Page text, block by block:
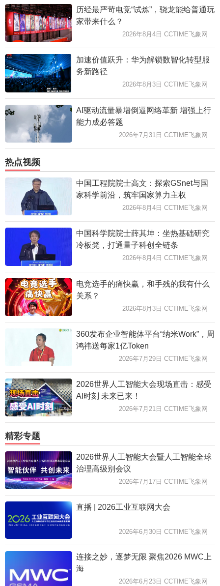
历经最严苛电竞“试炼”，骁龙能给普通玩
家带来什么？
2026年8月4日 CCTIME飞象网
加速价值跃升：华为解锁数智化转型服
务新路径
2026年8月3日 CCTIME飞象网
AI驱动流量暴增倒逼网络革新 增强上行
能力成必答题
2026年7月31日 CCTIME飞象网
热点视频
中国工程院院士高文：探索GSnet与国
家科学前沿，筑牢国家算力主权
2026年8月4日 CCTIME飞象网
中国科学院院士薛其坤：坐热基础研究
冷板凳，打通量子科创全链条
2026年8月4日 CCTIME飞象网
电竞选手的痛快赢，和手残的我有什么
关系？
2026年8月3日 CCTIME飞象网
360发布企业智能体平台“纳米Work”，周
鸿祎送每家1亿Token
2026年7月29日 CCTIME飞象网
2026世界人工智能大会现场直击：感受
AI时刻 未来已来！
2026年7月21日 CCTIME飞象网
精彩专题
2026世界人工智能大会暨人工智能全球
治理高级别会议
2026年7月17日 CCTIME飞象网
直播 | 2026工业互联网大会
2026年6月30日 CCTIME飞象网
连接之妙，逐梦无限 聚焦2026 MWC上
海
2026年6月23日 CCTIME飞象网